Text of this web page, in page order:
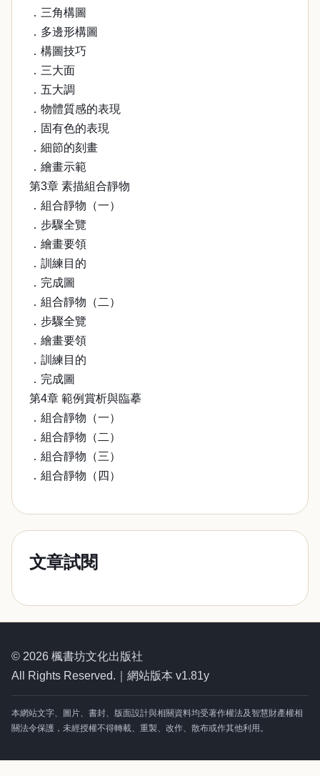
．三角構圖
．多邊形構圖
．構圖技巧
．三大面
．五大調
．物體質感的表現
．固有色的表現
．細節的刻畫
．繪畫示範
第3章 素描組合靜物
．組合靜物（一）
．步驟全覽
．繪畫要領
．訓練目的
．完成圖
．組合靜物（二）
．步驟全覽
．繪畫要領
．訓練目的
．完成圖
第4章 範例賞析與臨摹
．組合靜物（一）
．組合靜物（二）
．組合靜物（三）
．組合靜物（四）
文章試閱
© 2026 楓書坊文化出版社
All Rights Reserved.｜網站版本 v1.81y
本網站文字、圖片、書封、版面設計與相關資料均受著作權法及智慧財產權相
關法令保護，未經授權不得轉載、重製、改作、散布或作其他利用。